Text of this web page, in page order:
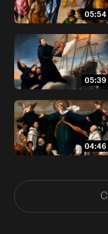
05:54
05:39
04:46